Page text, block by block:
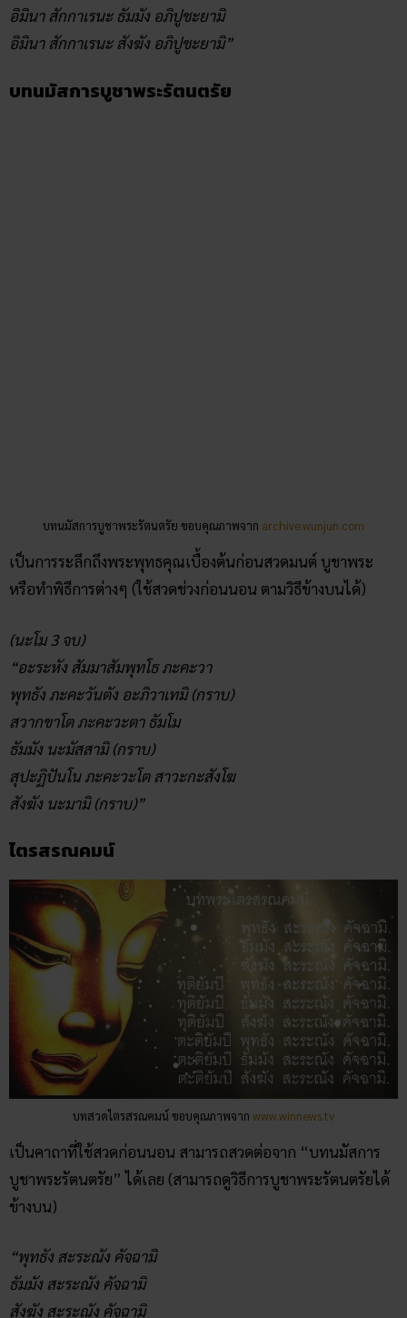
อิมินา สักกาเรนะ ธัมมัง อภิปูชะยามิ
อิมินา สักกาเรนะ สังฆัง อภิปูชะยามิ”
บทนมัสการบูชาพระรัตนตรัย
หรือทำพิธีการต่างๆ (ใช้สวดช่วงก่อนนอน ตามวิธีข้างบนได้)
“อะระหัง สัมมาสัมพุทโธ ภะคะวา
พุทธัง ภะคะวันตัง อะภิวาเทมิ (กราบ)
สวากขาโต ภะคะวะตา ธัมโม
ธัมมัง นะมัสสามิ (กราบ)
สุปะฏิปันโน ภะคะวะโต สาวะกะสังโฆ
สังฆัง นะมามิ (กราบ)”
บทสวดไตรสรณคมน์ ขอบคุณภาพจากwww.winnews.tv
เป็นคาถาที่ใช้สวดก่อนนอน สามารถสวดต่อจาก “บทนมัสการ
บูชาพระรัตนตรัย” ได้เลย (สามารถดูวิธีการบูชาพระรัตนตรัยได้
ข้างบน)
ธัมมัง สะระณัง คัจฉามิ
สังฆัง สะระณัง คัจฉามิ